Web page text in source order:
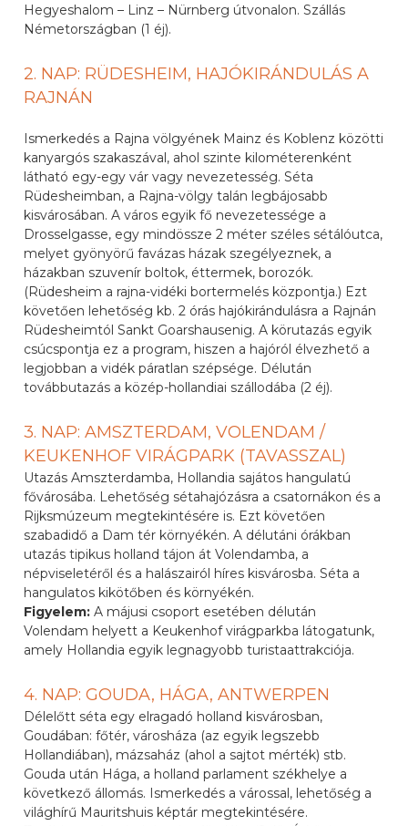
Hegyeshalom – Linz – Nürnberg útvonalon. Szállás
Németországban (1 éj).
2. NAP: RÜDESHEIM, HAJÓKIRÁNDULÁS A
RAJNÁN
Ismerkedés a Rajna völgyének Mainz és Koblenz közötti
kanyargós szakaszával, ahol szinte kilométerenként
látható egy-egy vár vagy nevezetesség. Séta
Rüdesheimban, a Rajna-völgy talán legbájosabb
kisvárosában. A város egyik fő nevezetessége a
Drosselgasse, egy mindössze 2 méter széles sétálóutca,
melyet gyönyörű favázas házak szegélyeznek, a
házakban szuvenír boltok, éttermek, borozók.
(Rüdesheim a rajna-vidéki bortermelés központja.) Ezt
követően lehetőség kb. 2 órás hajókirándulásra a Rajnán
Rüdesheimtól Sankt Goarshausenig. A körutazás egyik
csúcspontja ez a program, hiszen a hajóról élvezhető a
legjobban a vidék páratlan szépsége. Délután
továbbutazás a közép-hollandiai szállodába (2 éj).
3. NAP: AMSZTERDAM, VOLENDAM /
KEUKENHOF VIRÁGPARK (TAVASSZAL)
Utazás Amszterdamba, Hollandia sajátos hangulatú
fővárosába. Lehetőség sétahajózásra a csatornákon és a
Rijksmúzeum megtekintésére is. Ezt követően
szabadidő a Dam tér környékén. A délutáni órákban
utazás tipikus holland tájon át Volendamba, a
népviseletéről és a halászairól híres kisvárosba. Séta a
hangulatos kikötőben és környékén.
Figyelem:A májusi csoport esetében délután
Volendam helyett a Keukenhof virágparkba látogatunk,
amely Hollandia egyik legnagyobb turistaattrakciója.
4. NAP: GOUDA, HÁGA, ANTWERPEN
Délelőtt séta egy elragadó holland kisvárosban,
Goudában: főtér, városháza (az egyik legszebb
Hollandiában), mázsaház (ahol a sajtot mérték) stb.
Gouda után Hága, a holland parlament székhelye a
következő állomás. Ismerkedés a várossal, lehetőség a
világhírű Mauritshuis képtár megtekintésére.